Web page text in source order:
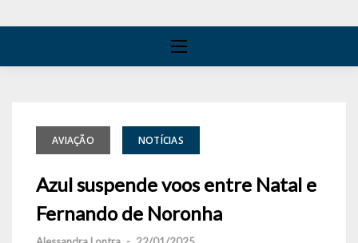
AVIAÇÃO NOTÍCIAS
Azul suspende voos entre Natal e
Fernando de Noronha